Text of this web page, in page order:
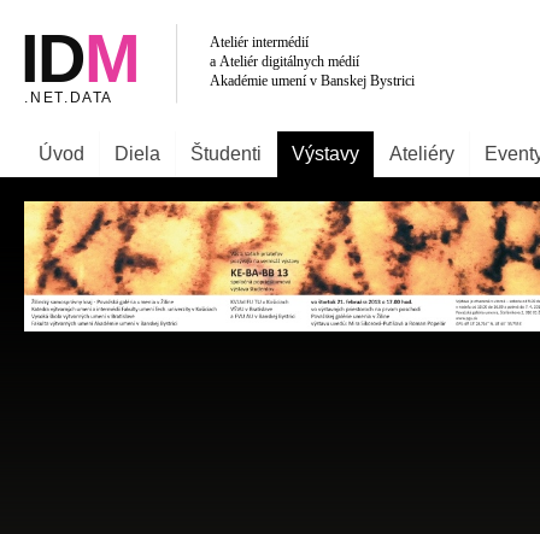
Úvod Diela Študenti Výstavy Ateliéry